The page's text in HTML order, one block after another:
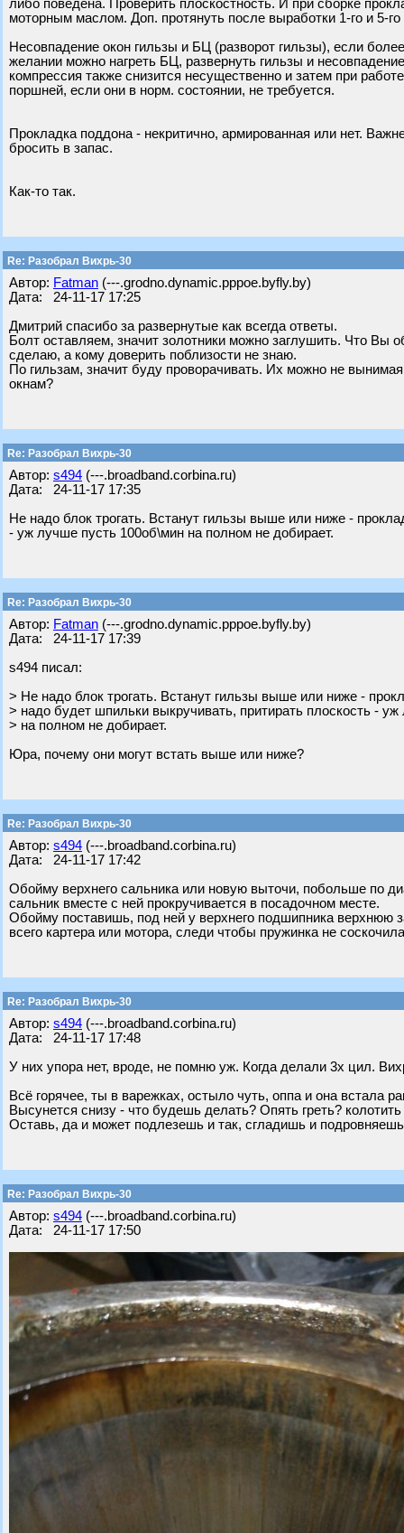
либо поведена. Проверить плоскостность. И при сборке
моторным маслом. Доп. протянуть после выработки 1-го и 5-го
Несовпадение окон гильзы и БЦ (разворот гильзы), если
желании можно нагреть БЦ, развернуть гильзы и
компрессия также снизится несущественно и затем при
поршней, если они в норм. состоянии, не требуется.
Прокладка поддона - некритично, армированная или нет.
бросить в запас.
Как-то так.
Re: Разобрал Вихрь-30
Автор: Fatman (---.grodno.dynamic.pppoe.byfly.by)
Дата: 24-11-17 17:25
Дмитрий спасибо за развернутые как всегда ответы.
Болт оставляем, значит золотники можно заглушить. Что
сделаю, а кому доверить поблизости не знаю.
По гильзам, значит буду проворачивать. Их можно не
окнам?
Re: Разобрал Вихрь-30
Автор: s494 (---.broadband.corbina.ru)
Дата: 24-11-17 17:35
Не надо блок трогать. Встанут гильзы выше или ниже -
- уж лучше пусть 100об\мин на полном не добирает.
Re: Разобрал Вихрь-30
Автор: Fatman (---.grodno.dynamic.pppoe.byfly.by)
Дата: 24-11-17 17:39
s494 писал:
> Не надо блок трогать. Встанут гильзы выше или ниже -
> надо будет шпильки выкручивать, притирать плоскость -
> на полном не добирает.
Юра, почему они могут встать выше или ниже?
Re: Разобрал Вихрь-30
Автор: s494 (---.broadband.corbina.ru)
Дата: 24-11-17 17:42
Обойму верхнего сальника или новую выточи, побольше по
сальник вместе с ней прокручивается в посадочном месте.
Обойму поставишь, под ней у верхнего подшипника
всего картера или мотора, следи чтобы пружинка не
Re: Разобрал Вихрь-30
Автор: s494 (---.broadband.corbina.ru)
Дата: 24-11-17 17:48
У них упора нет, вроде, не помню уж. Когда делали 3х цил.
Всё горячее, ты в варежках, остыло чуть, оппа и она встала
Высунется снизу - что будешь делать? Опять греть?
Оставь, да и может подлезешь и так, сгладишь и
Re: Разобрал Вихрь-30
Автор: s494 (---.broadband.corbina.ru)
Дата: 24-11-17 17:50